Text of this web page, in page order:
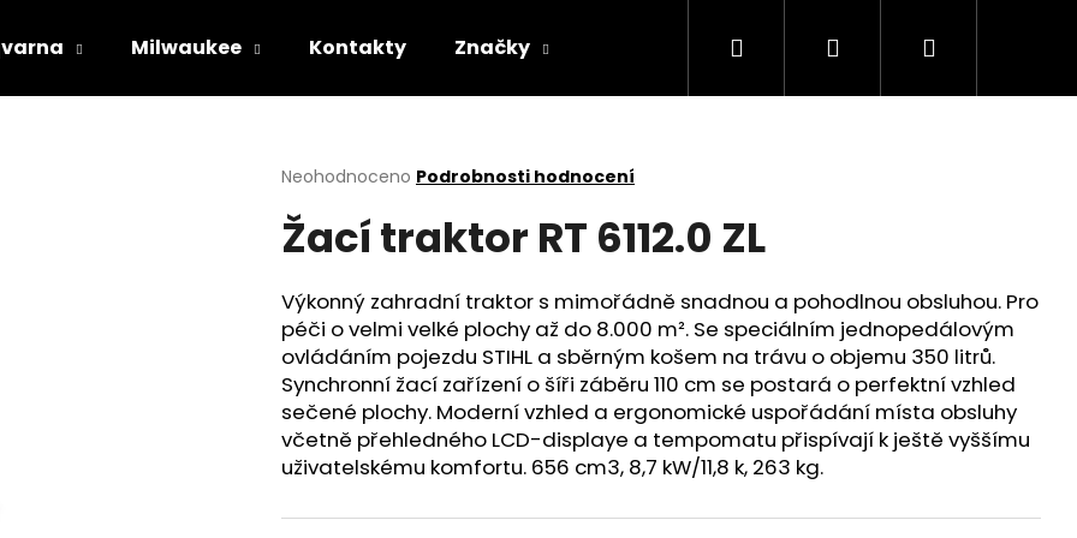
Milwaukee Kontakty Značky Hledat PřihlášeníNákupní
Průměrné
produktu
je
z
5
hvězdiček.
Neohodnoceno Podrobnosti hodnocení
Žací traktor RT 6112.0 ZL
Výkonný zahradní traktor s mimořádně snadnou a pohodlnou obsluhou. Pro
péči o velmi velké plochy až do 8.000 m². Se speciálním jednopedálovým
ovládáním pojezdu STIHL a sběrným košem na trávu o objemu 350 litrů.
Synchronní žací zařízení o šíři záběru 110 cm se postará o perfektní vzhled
sečené plochy. Moderní vzhled a ergonomické uspořádání místa obsluhy
včetně přehledného LCD-displaye a tempomatu přispívají k ještě vyššímu
uživatelskému komfortu. 656 cm3, 8,7 kW/11,8 k, 263 kg.
HLEDAT
HUSQVARNA AUTOMOWER 430V NERA